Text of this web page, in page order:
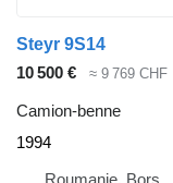
Steyr 9S14
10 500 €
≈ 9 769 CHF
Camion-benne
1994
Roumanie, Borș